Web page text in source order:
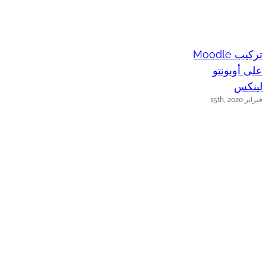
تركيب Moodle
على أوبونتو
لينكس
فبراير 15th, 2020